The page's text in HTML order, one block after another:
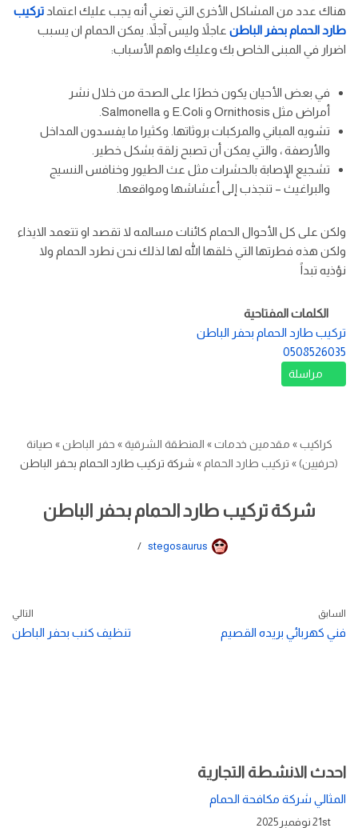
هناك عدد من المشاكل الأخرى التي تعني أنه يجب عليك اعتماد تركيب
طارد الحمام بحفر الباطن عاجلاً وليس آجلاً. يمكن الحمام ان يسبب
اضرار في المبنى الخاص بك وعليك واهم الأسباب:
في بعض الأحيان يكون خطرًا على الصحة من خلال نشر
أمراض مثل Ornithosis و E.Coli و Salmonella.
تشويه المباني والمركبات بروثاتها. وكثيرا ما يفسدون المداخل
والأرصفة ، والتي يمكن أن تصبح زلقة بشكل خطير.
تشجيع الإصابة بالحشرات مثل عث الطيور وخنافس النسيج
والبراغيث – تنجذب إلى أعشاشها ومواقعها.
ولكن على كل الأحوال الحمام كائنات مسالمه لا تقصد او تتعمد الايذاء
ولكن هذه فطرتها التي خلقها الله لها لذلك نحن نطرد الحمام ولا
نؤذيه تبداً
الكلمات المفتاحية
تركيب طارد الحمام بحفر الباطن
0508526035
مراسلة
كراكيب» مقدمين خدمات» المنطقة الشرقية» حفر الباطن» صيانة
(حرفيين)» تركيب طارد الحمام » شركة تركيب طارد الحمام بحفر الباطن
شركة تركيب طارد الحمام بحفر الباطن
stegosaurus
السابق
فني كهربائي بريده القصيم
التالي
تنظيف كنب بحفر الباطن
احدث الانشطة التجارية
المثالي شركة مكافحة الحمام
21st نوفمبر 2025